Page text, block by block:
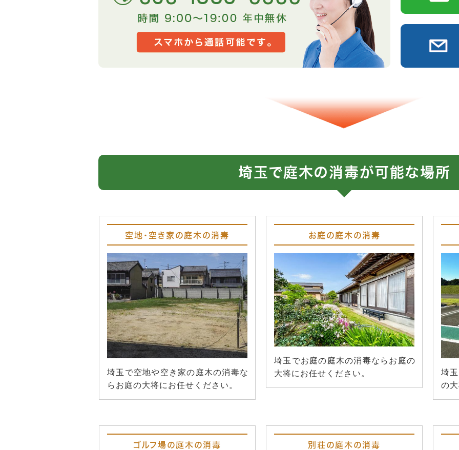
埼玉で庭木の消毒が可能な場所
空地・空き家の庭木の消毒
埼玉で空地や空き家の庭木の消毒な
らお庭の大将にお任せください。
お庭の庭木の消毒
埼玉でお庭の庭木の消毒ならお庭の
大将にお任せください。
埼
の
ゴルフ場の庭木の消毒 別荘の庭木の消毒